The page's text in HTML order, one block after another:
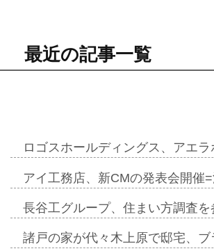
最近の記事一覧
ロゴスホールディングス、アエ
アイ工務店、新CMの発表会開
長谷工グループ、住まい方調査
諸戸の家が代々木上原で邸宅、